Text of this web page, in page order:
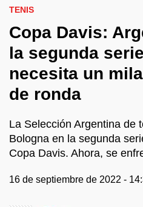
TENIS
Copa Davis:
la segunda
necesita un
de ronda
La Selección Argentina de
Bologna en la segunda
Copa Davis. Ahora, se
16 de septiembre de 2022 -